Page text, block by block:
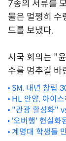
7종의 서류를
물은 멀쩡히 수
드를 보냈다.
시국 회의는 "
수를 멈추길 바
SM, 내년 창립
HL 안양, 아이
MVP
"관광 활성화"
까
'오버행' 현실화
사'[핫종목]
계명대 학생들